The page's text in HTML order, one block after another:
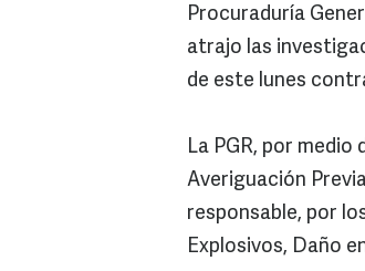
Procuraduría
atrajo las
de este lunes
La PGR, por
Averiguación
responsable, por
Explosivos, Daño